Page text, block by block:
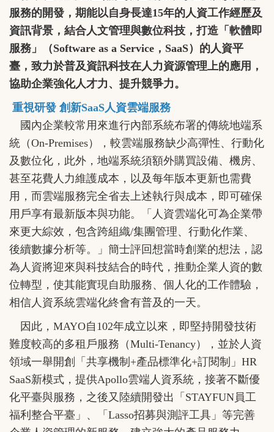
服務的開發，期能以自身長達15年的人資工作經歷及
資訊背景，結合人文管理與數位科技，打造「軟體即
服務」（Software as a Service，SaaS）的人資平
臺，致力於普及資訊科技在人力資源管理上的應用，
協助企業強化人才力、提升競爭力。
重視研發 創新SaaS人資雲端服務
國內企業較常用來進行內部系統布署的傳統地端系
統（On-Premises），較雲端服務缺少高彈性、行動化
及數位化，此外，地端系統須額外購買設備、機房、
甚至花費人力維護成本，以及每年版本更新也需費
用，而雲端服務完全省去上述執行與成本，即可確保
用戶享有最新版本與功能。「人資雲端化可為企業帶
來更大綜效，包含跨組織/集團管理、行動化作業、
後續數據分析等。」簡士評回想當時創業的想法，認
為人資將迎來與科技結合的時代，推動企業人資的數
位轉型，使其能實現自助服務、個人化的工作體驗，
相信人資系統雲端化終會有普及的一天。
因此，MAYO自102年成立以來，即堅持開發技術
難度較高的多租戶服務（Multi-Tenancy），並於人資
領域一舉開創「共享機制+產品標準化+訂閱制」HR
SaaS新模式，提供Apollo雲端人資系統，接著不斷優
化平臺與服務，之後又陸續開發出「STAYFUN員工
福利整合平臺」、「Lasso招募與測評工具」等完善